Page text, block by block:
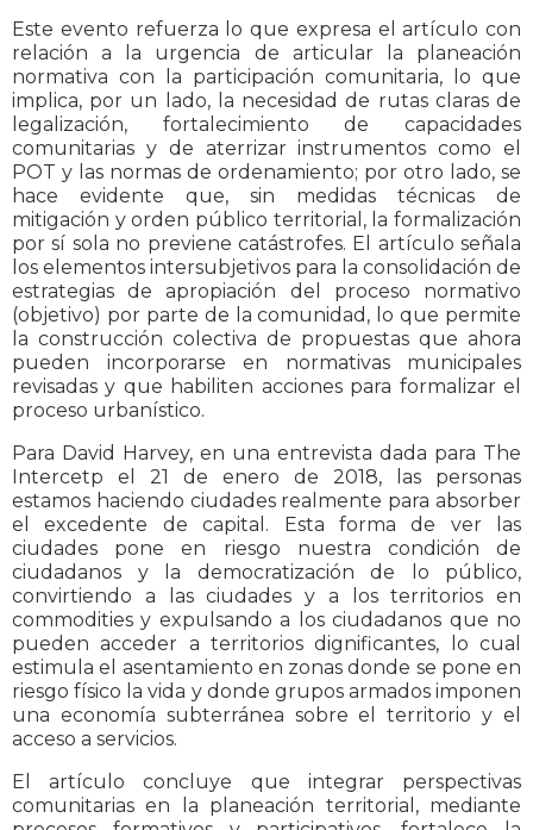
Este evento refuerza lo que expresa el artículo con
relación a la urgencia de articular la planeación
normativa con la participación comunitaria, lo que
implica, por un lado, la necesidad de rutas claras de
legalización, fortalecimiento de capacidades
comunitarias y de aterrizar instrumentos como el
POT y las normas de ordenamiento; por otro lado, se
hace evidente que, sin medidas técnicas de
mitigación y orden público territorial, la formalización
por sí sola no previene catástrofes. El artículo señala
los elementos intersubjetivos para la consolidación de
estrategias de apropiación del proceso normativo
(objetivo) por parte de la comunidad, lo que permite
la construcción colectiva de propuestas que ahora
pueden incorporarse en normativas municipales
revisadas y que habiliten acciones para formalizar el
proceso urbanístico.
Para David Harvey, en una entrevista dada para The
Intercetp el 21 de enero de 2018, las personas
estamos haciendo ciudades realmente para absorber
el excedente de capital. Esta forma de ver las
ciudades pone en riesgo nuestra condición de
ciudadanos y la democratización de lo público,
convirtiendo a las ciudades y a los territorios en
commodities y expulsando a los ciudadanos que no
pueden acceder a territorios dignificantes, lo cual
estimula el asentamiento en zonas donde se pone en
riesgo físico la vida y donde grupos armados imponen
una economía subterránea sobre el territorio y el
acceso a servicios.
El artículo concluye que integrar perspectivas
comunitarias en la planeación territorial, mediante